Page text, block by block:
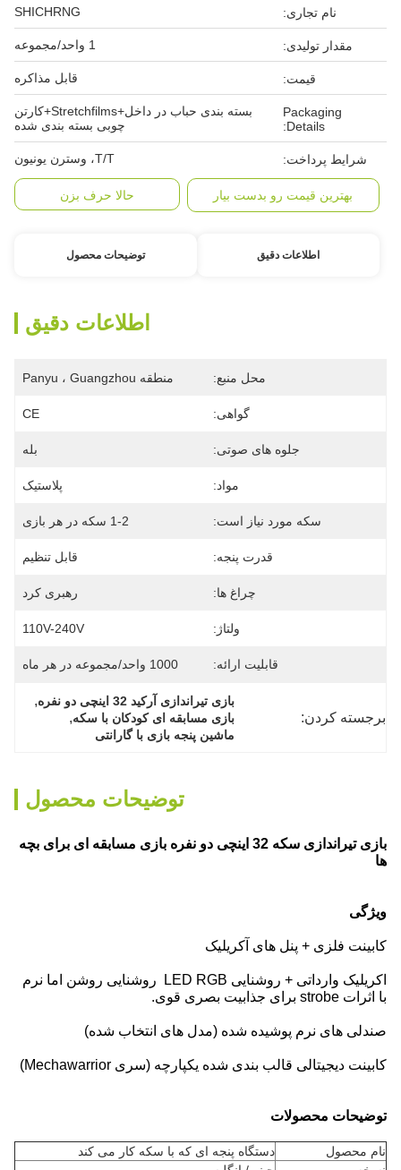
نام تجاری: SHICHRNG
مقدار تولیدی: 1 واحد/مجموعه
قیمت: قابل مذاکره
Packaging
Details:
بسته بندی حباب در داخل+Stretchfilms+کارتن
چوبی بسته بندی شده
شرایط پرداخت: T/T، وسترن یونیون
بهترین قیمت رو بدست بیار حالا حرف بزن
اطلاعات دقیق توضیحات محصول
اطلاعات دقیق
محل منبع: منطقه Panyu ، Guangzhou
گواهی: CE
جلوه های صوتی: بله
مواد: پلاستیک
سکه مورد نیاز است: 1-2 سکه در هر بازی
قدرت پنجه: قابل تنظیم
چراغ ها: رهبری کرد
ولتاژ: 110V-240V
قابلیت ارائه: 1000 واحد/مجموعه در هر ماه
برجسته کردن:
بازی تیراندازی آرکید 32 اینچی دو نفره ,
بازی مسابقه ای کودکان با سکه,
ماشین پنجه بازی با گارانتی
توضیحات محصول
بازی تیراندازی سکه 32 اینچی دو نفره بازی مسابقه ای برای بچه
ها
ویژگی
کابینت فلزی + پنل های آکریلیک
اکریلیک وارداتی + روشنایی LED RGB ️ روشنایی روشن اما نرم
با اثرات strobe برای جذابیت بصری قوی.
صندلی های نرم پوشیده شده (مدل های انتخاب شده)
کابینت دیجیتالی قالب بندی شده یکپارچه (سری Mechawarrior)
توضیحات محصولات
نام محصول
دستگاه پنجه ای که با سکه کار می کند